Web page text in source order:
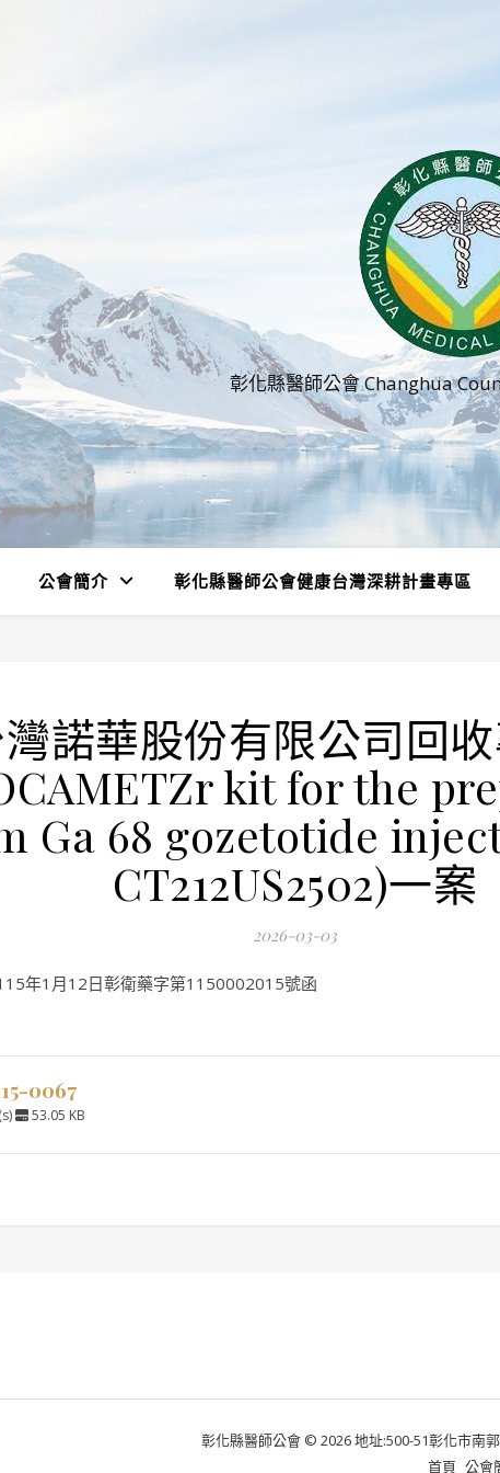
彰化縣醫師公會 Changhua
公會簡介 彰化縣醫師公會健康台灣深耕計畫專區
諾華股份有限公司回
kit for the
Ga 68 gozetotide
CT212US2502)一案
2026-03-03
年1月12日彰衛藥字第1150002015號函
0067
53.05 KB
彰化縣醫師公會 © 2026 地址:500-51彰化市南
首頁 公會